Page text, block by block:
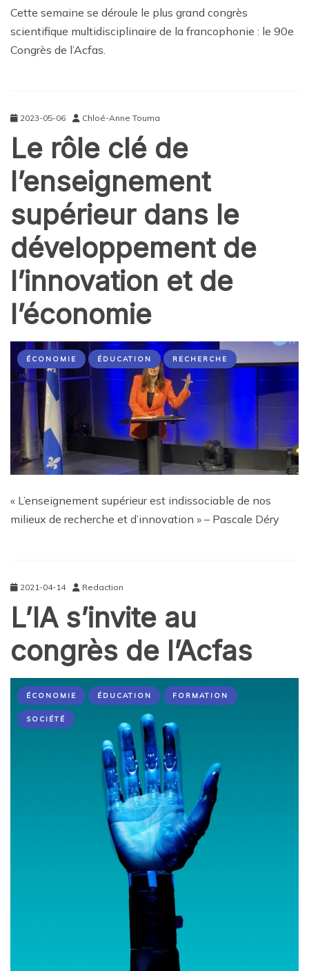
Cette semaine se déroule le plus grand congrès
scientifique multidisciplinaire de la francophonie : le 90e
Congrès de l’Acfas.
2023-05-06 Chloé-Anne Touma
Le rôle clé de
l’enseignement
supérieur dans le
développement de
l’innovation et de
l’économie
ÉCONOMIE ÉDUCATION RECHERCHE
« L’enseignement supérieur est indissociable de nos
milieux de recherche et d’innovation » – Pascale Déry
2021-04-14 Redaction
L’IA s’invite au
congrès de l’Acfas
ÉCONOMIE ÉDUCATION FORMATION
SOCIÉTÉ